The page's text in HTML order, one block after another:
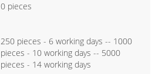
0 pieces
250 pieces - 6 working days -- 1000
pieces - 10 working days -- 5000
pieces - 14 working days